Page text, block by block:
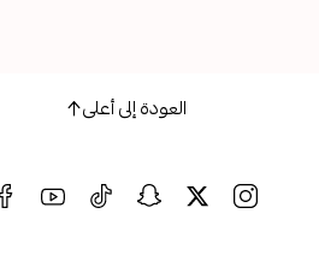
العودة إلى أعلى